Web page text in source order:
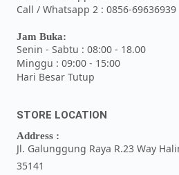
Call / Whatsapp 2 : 0856-69636939
Jam Buka:
Senin - Sabtu : 08:00 - 18.00
Minggu : 09:00 - 15:00
Hari Besar Tutup
STORE LOCATION
Address :
Jl. Galunggung Raya R.23 Way
35141